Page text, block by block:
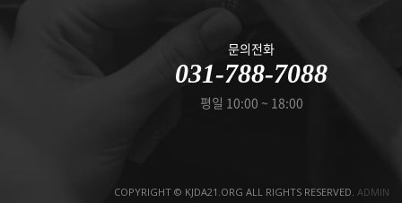
문의전화
031-788-7088
평일 10:00 ~ 18:00
COPYRIGHT © KJDA21.ORG ALL RIGHTS RESERVED. ADMIN